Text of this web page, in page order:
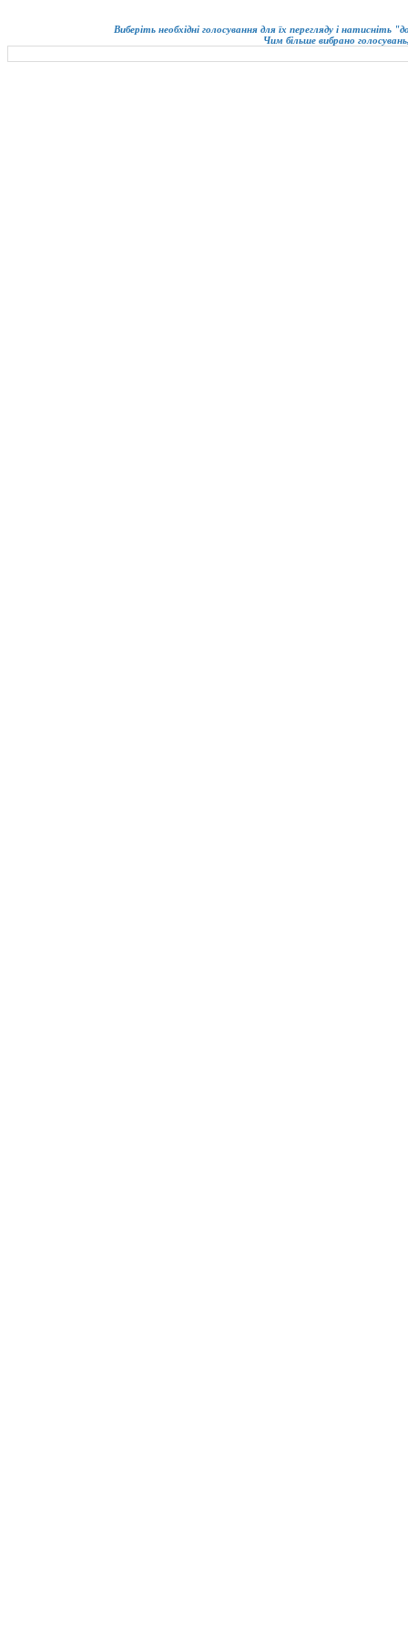
Виберіть необхідні голосування для їх перегляду і натисніть
Чим більше вибрано